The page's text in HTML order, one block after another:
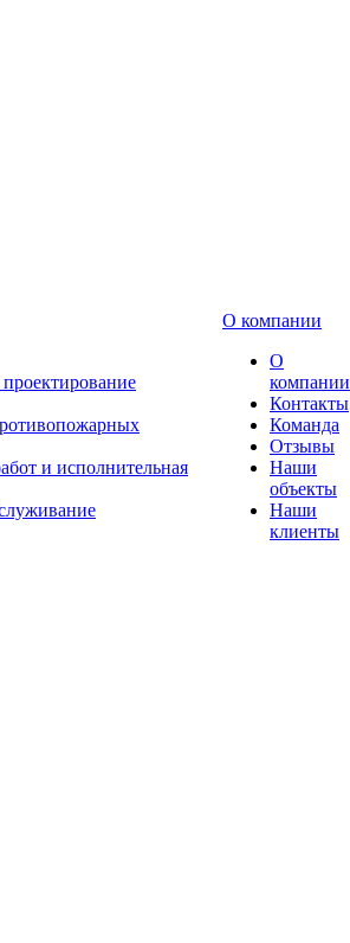
и исполнительная
О компании
О
компании
Контакты
Команда
Отзывы
Наши
объекты
Наши
клиенты